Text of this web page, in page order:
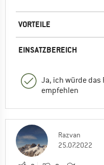
VORTEILE
EINSATZBEREICH
Ja, ich würde das
empfehlen
Razvan
25.07.2022